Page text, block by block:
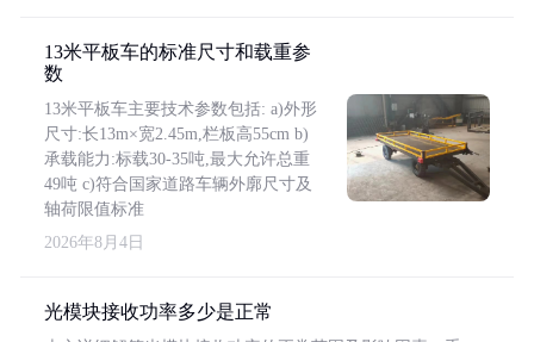
13米平板车的标准尺寸和载重参
数
13米平板车主要技术参数包括: a)外形
尺寸:长13m×宽2.45m,栏板高55cm b)
承载能力:标载30-35吨,最大允许总重
49吨 c)符合国家道路车辆外廓尺寸及
轴荷限值标准
2026年8月4日
光模块接收功率多少是正常